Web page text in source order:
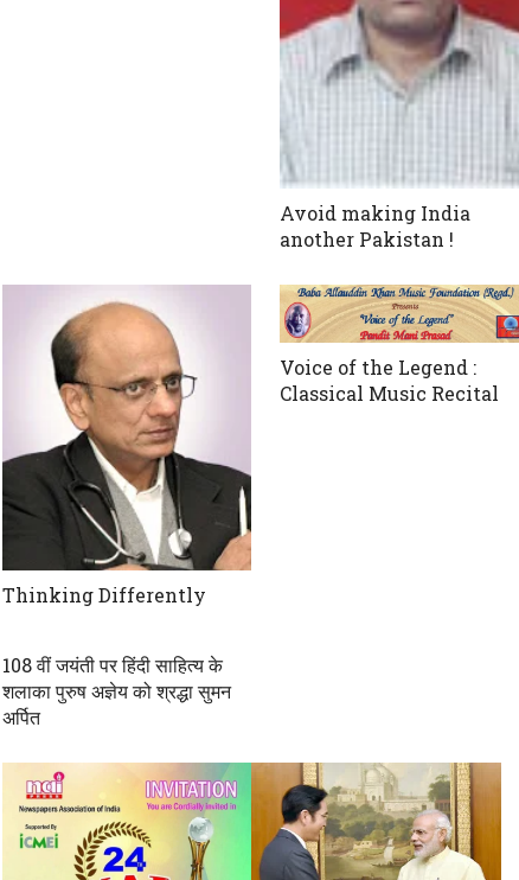
Avoid making India
another Pakistan !
Thinking Differently
Voice of the Legend :
Classical Music Recital
108 वीं जयंती पर हिंदी साहित्य के
शलाका पुरुष अज्ञेय को श्रद्धा सुमन
अर्पित